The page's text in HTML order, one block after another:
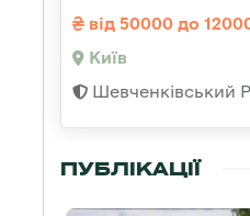
від 50000 до
Київ
Шевченківський
ПУБЛІКАЦІЇ